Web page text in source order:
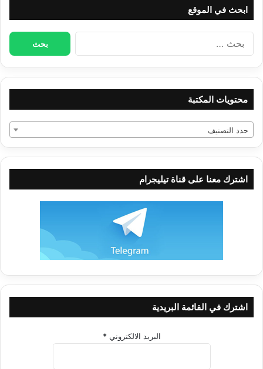
ابحث في الموقع
البحث
محتويات المكتبة
حدد التصنيف
اشترك معنا على قناة تيليجرام
اشترك في القائمة البريدية
البريد الالكتروني *